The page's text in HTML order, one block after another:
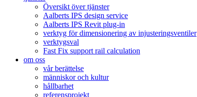
Översikt över tjänster
Aalberts IPS design service
Aalberts IPS Revit plug-in
verktyg för dimensionering av injusteringsventiler
verktygsval
Fast Fix support rail calculation
om oss
vår berättelse
människor och kultur
hållbarhet
referensprojekt